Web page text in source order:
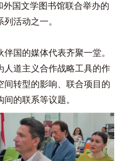
外国文学图书馆联合举办的
活动之一。
国的媒体代表齐聚一堂。
人道主义合作战略工具的作
间转型的影响、联合项目的
的联系等议题。